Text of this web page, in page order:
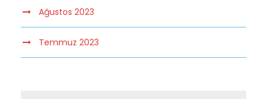
Ağustos 2023
Temmuz 2023